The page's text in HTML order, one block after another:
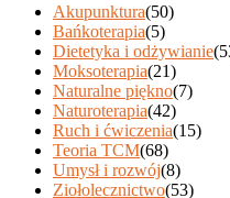
Akupunktura(50)
Bańkoterapia(5)
Dietetyka i odżywianie
Moksoterapia(21)
Naturalne piękno(7)
Naturoterapia(42)
Ruch i ćwiczenia(15)
Teoria TCM(68)
Umysł i rozwój(8)
Ziołolecznictwo(53)